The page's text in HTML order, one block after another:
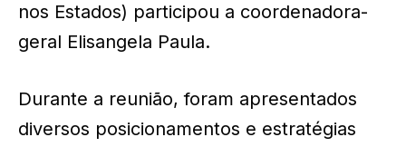
nos Estados) participou a coordenadora-
geral Elisangela Paula.
Durante a reunião, foram apresentados
diversos posicionamentos e estratégias